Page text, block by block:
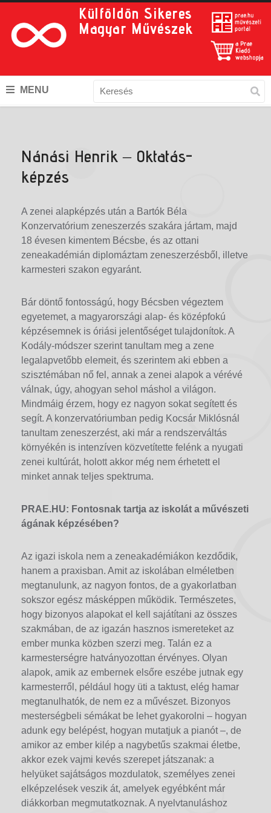
Külföldön Sikeres
Magyar Művészek
MENU
Nánási Henrik – Oktatás-
képzés
A zenei alapképzés után a Bartók Béla
Konzervatórium zeneszerzés szakára jártam, majd
18 évesen kimentem Bécsbe, és az ottani
zeneakadémián diplomáztam zeneszerzésből, illetve
karmesteri szakon egyaránt.
Bár döntő fontosságú, hogy Bécsben végeztem
egyetemet, a magyarországi alap- és középfokú
képzésemnek is óriási jelentőséget tulajdonítok. A
Kodály-módszer szerint tanultam meg a zene
legalapvetőbb elemeit, és szerintem aki ebben a
szisztémában nő fel, annak a zenei alapok a vérévé
válnak, úgy, ahogyan sehol máshol a világon.
Mindmáig érzem, hogy ez nagyon sokat segített és
segít. A konzervatóriumban pedig Kocsár Miklósnál
tanultam zeneszerzést, aki már a rendszerváltás
környékén is intenzíven közvetítette felénk a nyugati
zenei kultúrát, holott akkor még nem érhetett el
minket annak teljes spektruma.
PRAE.HU: Fontosnak tartja az iskolát a művészeti
ágának képzésében?
Az igazi iskola nem a zeneakadémiákon kezdődik,
hanem a praxisban. Amit az iskolában elméletben
megtanulunk, az nagyon fontos, de a gyakorlatban
sokszor egész másképpen működik. Természetes,
hogy bizonyos alapokat el kell sajátítani az összes
szakmában, de az igazán hasznos ismereteket az
ember munka közben szerzi meg. Talán ez a
karmesterségre hatványozottan érvényes. Olyan
alapok, amik az embernek elsőre eszébe jutnak egy
karmesterről, például hogy üti a taktust, elég hamar
megtanulhatók, de nem ez a művészet. Bizonyos
mesterségbeli sémákat be lehet gyakorolni ‒ hogyan
adunk egy belépést, hogyan mutatjuk a pianót ‒, de
amikor az ember kilép a nagybetűs szakmai életbe,
akkor ezek vajmi kevés szerepet játszanak: a
helyüket sajátságos mozdulatok, személyes zenei
elképzelések veszik át, amelyek egyébként már
diákkorban megmutatkoznak. A nyelvtanuláshoz